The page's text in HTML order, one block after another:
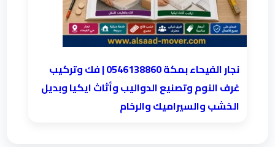
نجار الفيحاء بمكة 0546138860⁩ | فك وتركيب
غرف النوم وتصنيع الدواليب وأثاث ايكيا وبديل
الخشب والسيراميك والرخام